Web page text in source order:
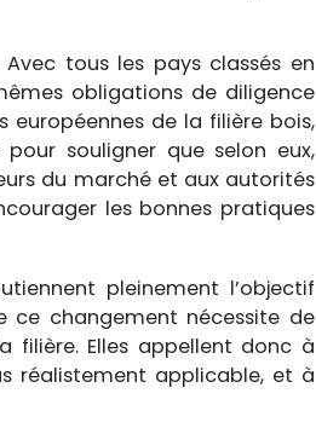
tous les pays classés en
obligations de diligence
européennes de la filière bois,
souligner que selon eux,
du marché et aux autorités
les bonnes pratiques
pleinement l’objectif
changement nécessite de
filière. Elles appellent donc à
réalistement applicable, et à